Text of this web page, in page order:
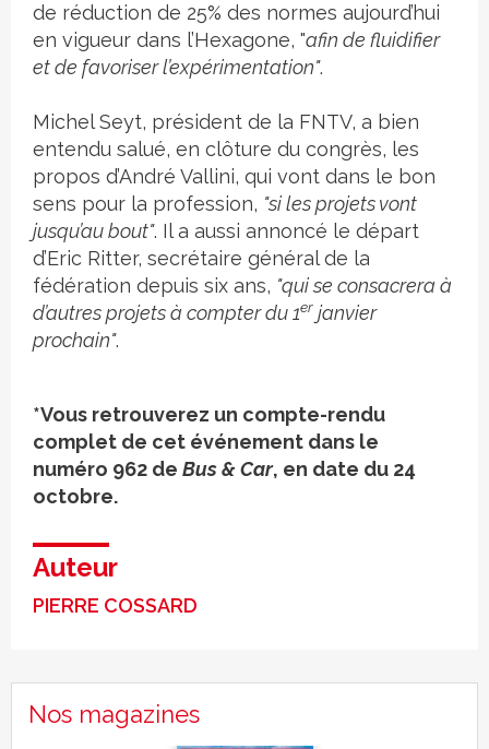
de réduction de 25% des normes aujourd’hui
en vigueur dans l’Hexagone, "afin de fluidifier
et de favoriser l’expérimentation".
Michel Seyt, président de la FNTV, a bien
entendu salué, en clôture du congrès, les
propos d’André Vallini, qui vont dans le bon
sens pour la profession, "si les projets vont
jusqu’au bout". Il a aussi annoncé le départ
d’Eric Ritter, secrétaire général de la
fédération depuis six ans, "qui se consacrera à
d’autres projets à compter du 1er janvier
prochain".
*Vous retrouverez un compte-rendu
complet de cet événement dans le
numéro 962 de Bus & Car, en date du 24
octobre.
Auteur
PIERRE COSSARD
Nos magazines